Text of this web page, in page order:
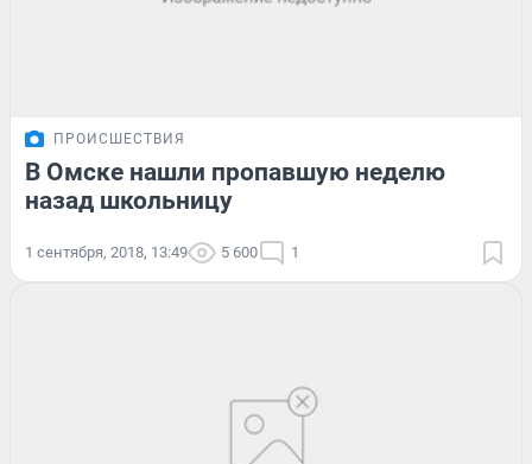
ПРОИСШЕСТВИЯ
В Омске нашли пропавшую неделю
назад школьницу
1 сентября, 2018, 13:49 5 600 1